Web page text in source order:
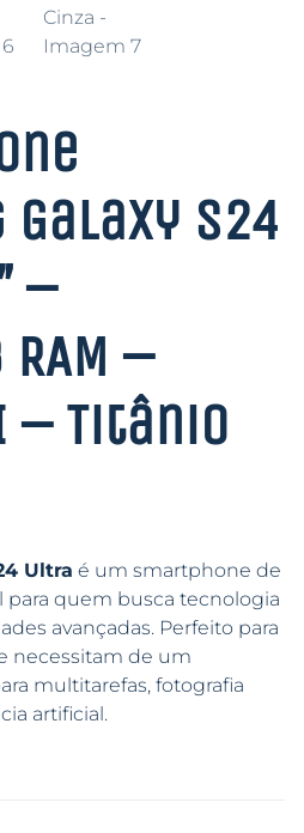
S24
–
–
– Titânio
Ultra é um smartphone de
para quem busca tecnologia
avançadas. Perfeito para
necessitam de um
multitarefas, fotografia
artificial.